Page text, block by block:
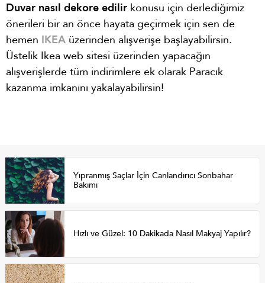
Duvar nasıl dekore edilir konusu için derlediğimiz
önerileri bir an önce hayata geçirmek için sen de
hemen IKEA üzerinden alışverişe başlayabilirsin.
Üstelik Ikea web sitesi üzerinden yapacağın
alışverişlerde tüm indirimlere ek olarak Paracık
kazanma imkanını yakalayabilirsin!
Yıpranmış Saçlar İçin Canlandırıcı Sonbahar
Bakımı
Hızlı ve Güzel: 10 Dakikada Nasıl Makyaj Yapılır?